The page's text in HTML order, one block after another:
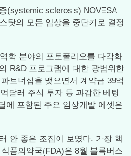
(systemic sclerosis) NOVESA
탓의 모든 임상을 중단키로 결정
학 분야의 포토폴리오를 다각화
R&D 프로그램에 대한 광범위한
트너십을 맺으면서 계약금 39억
달러 주식 투자 등 과감한 베팅
에 포함된 주요 임상개발 에셋은
안 좋은 조짐이 보였다. 가장 핵
품의약국(FDA)은 8월 블록버스